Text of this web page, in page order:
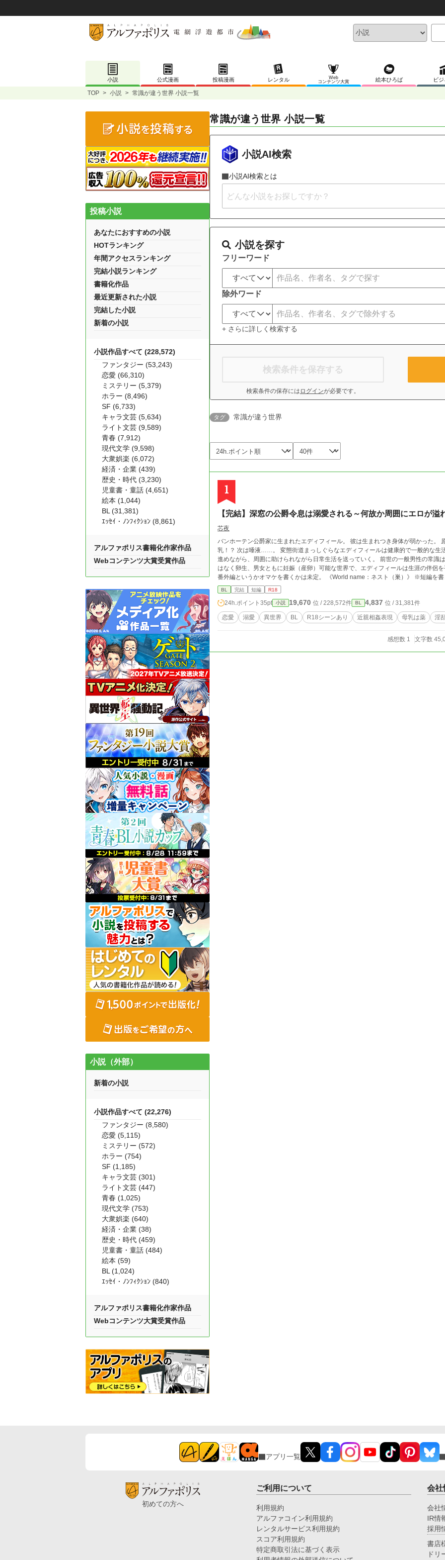
小説 公式漫画 投稿漫画 レンタル
Web
コンテンツ大賞
絵本ひろば ビ
TOP > 小説 > 常識が違う世界 小説一覧
常識が違う世界 小説一覧
小説AI検索
小説AI検索とは
小説を探す
フリーワード
除外ワード
+ さらに詳しく検索する
検索条件を保存する
検索条件の保存には ログインが必要です。
タグ 常識が違う世界
1
【完結】深窓の公爵令息は溺愛される～何故か周囲にエロが溢
芯夜
バンホーテン公爵家に生まれたエディフィール。 彼は生まれつき身体が弱かった。 原因不明の病気への特効薬。 それはまさかの母
乳！？ 次は唾液……。 変態街道まっしぐらなエディフィールは健康的で一般的な生活を手に入れるため、主治医と共に病気の研究を
進めながら、周囲に助けられながら日常生活を送っていく。 前世の一般男性の常識は全く通じない。 同性婚あり、赤ちゃんは胎児で
はなく卵生、男女ともに妊娠（産卵）可能な世界で、エディフィールは生涯の伴侶を手に入れた。 ※一括公開の
番外編というかオマケを書くかは未定。 《World name：ネスト（巣）》 ※短編を書きたくて書いてみたお話です。 個人的な好みは
もっとしっかりと人物描写のある長編なので、完結迄盛り込みたい要素を出来るだ
早く感じる方もいらっしゃるかもしれません。 こちらを書いて分かったのは、自分
のようになってしまうんだろうなという結果だけでした(笑) ※内容や設定はお気に
かしたら増量版として書き直す日がくるかもしれません。
BL 完結 短編 R18
24h.ポイント 35pt 小説 19,670 位 / 228,572件 BL 4,837 位 / 31,381件
恋愛 溺愛 異世界 BL R18シーンあり 近親相姦表現 母乳は薬 淫
感想数 1 文字数
投稿小説
あなたにおすすめの小説
HOTランキング
年間アクセスランキング
完結小説ランキング
書籍化作品
最近更新された小説
完結した小説
新着の小説
小説作品すべて (228,572)
ファンタジー (53,243)
恋愛 (66,310)
ミステリー (5,379)
ホラー (8,496)
SF (6,733)
キャラ文芸 (5,634)
ライト文芸 (9,589)
青春 (7,912)
現代文学 (9,598)
大衆娯楽 (6,072)
経済・企業 (439)
歴史・時代 (3,230)
児童書・童話 (4,651)
絵本 (1,044)
BL (31,381)
ｴｯｾｲ・ﾉﾝﾌｨｸｼｮﾝ (8,861)
アルファポリス書籍化作家作品
Webコンテンツ大賞受賞作品
小説（外部）
新着の小説
小説作品すべて (22,276)
ファンタジー (8,580)
恋愛 (5,115)
ミステリー (572)
ホラー (754)
SF (1,185)
キャラ文芸 (301)
ライト文芸 (447)
青春 (1,025)
現代文学 (753)
大衆娯楽 (640)
経済・企業 (38)
歴史・時代 (459)
児童書・童話 (484)
絵本 (59)
BL (1,024)
ｴｯｾｲ・ﾉﾝﾌｨｸｼｮﾝ (840)
アルファポリス書籍化作家作品
Webコンテンツ大賞受賞作品
アプリ一覧
初めての方へ
ご利用について
利用規約
アルファコイン利用規約
レンタルサービス利用規約
スコア利用規約
特定商取引法に基づく表示
会社
会社
IR情
採用
書店
ドリ